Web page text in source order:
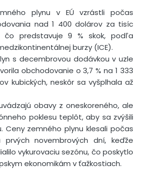
plynu v EÚ vzrástli počas
nad 1 400 dolárov za tisíc
čo predstavuje 9 % skok, podľa
burzy (ICE).
s decembrovou dodávkou v uzle
obchodovanie o 3,7 % na 1 333
kubických, neskôr sa vyšplhala až
obavy z oneskoreného, ale
poklesu teplôt, aby sa zvýšili
Ceny zemného plynu klesali počas
novembrových dní, keďže
vykurovaciu sezónu, čo poskytlo
ekonomikám v ťažkostiach.